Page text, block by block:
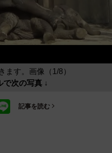
ます。画像（1/8）
で次の写真 ↓
記事を読む